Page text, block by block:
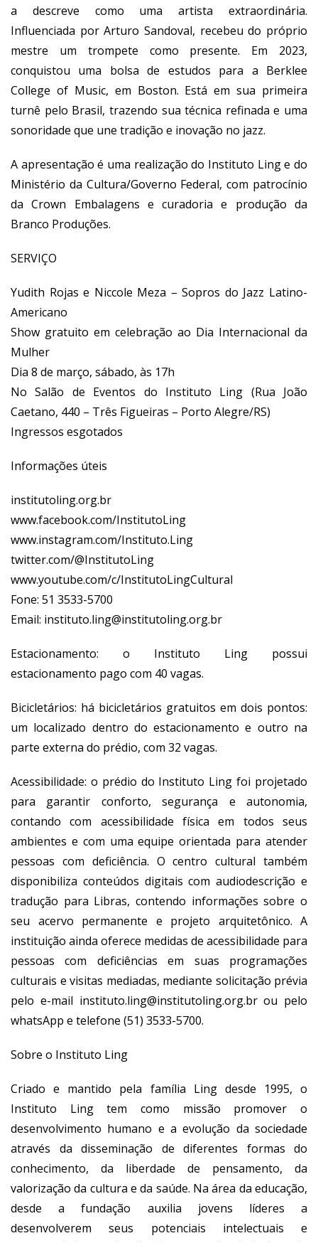
a descreve como uma artista extraordinária.
Influenciada por Arturo Sandoval, recebeu do próprio
mestre um trompete como presente. Em 2023,
conquistou uma bolsa de estudos para a Berklee
College of Music, em Boston. Está em sua primeira
turnê pelo Brasil, trazendo sua técnica refinada e uma
sonoridade que une tradição e inovação no jazz.
A apresentação é uma realização do Instituto Ling e do
Ministério da Cultura/Governo Federal, com patrocínio
da Crown Embalagens e curadoria e produção da
Branco Produções.
SERVIÇO
Yudith Rojas e Niccole Meza – Sopros do Jazz Latino-
Americano
Show gratuito em celebração ao Dia Internacional da
Mulher
Dia 8 de março, sábado, às 17h
No Salão de Eventos do Instituto Ling (Rua João
Caetano, 440 – Três Figueiras – Porto Alegre/RS)
Ingressos esgotados
Informações úteis
institutoling.org.br
www.facebook.com/InstitutoLing
www.instagram.com/Instituto.Ling
twitter.com/@InstitutoLing
www.youtube.com/c/InstitutoLingCultural
Fone: 51 3533-5700
Email: instituto.ling@institutoling.org.br
Estacionamento: o Instituto Ling possui
estacionamento pago com 40 vagas.
Bicicletários: há bicicletários gratuitos em dois pontos:
um localizado dentro do estacionamento e outro na
parte externa do prédio, com 32 vagas.
Acessibilidade: o prédio do Instituto Ling foi projetado
para garantir conforto, segurança e autonomia,
contando com acessibilidade física em todos seus
ambientes e com uma equipe orientada para atender
pessoas com deficiência. O centro cultural também
disponibiliza conteúdos digitais com audiodescrição e
tradução para Libras, contendo informações sobre o
seu acervo permanente e projeto arquitetônico. A
instituição ainda oferece medidas de acessibilidade para
pessoas com deficiências em suas programações
culturais e visitas mediadas, mediante solicitação prévia
pelo e-mail instituto.ling@institutoling.org.brou pelo
whatsApp e telefone (51) 3533-5700.
Sobre o Instituto Ling
Criado e mantido pela família Ling desde 1995, o
Instituto Ling tem como missão promover o
desenvolvimento humano e a evolução da sociedade
através da disseminação de diferentes formas do
conhecimento, da liberdade de pensamento, da
valorização da cultura e da saúde. Na área da educação,
desde a fundação auxilia jovens líderes a
desenvolverem seus potenciais intelectuais e